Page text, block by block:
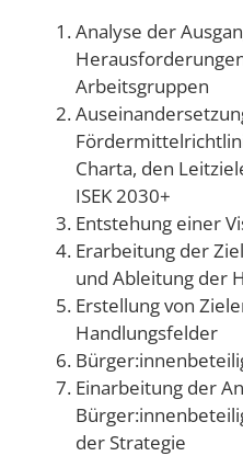
Analyse der
Arbeitsgruppen
Charta, den
ISEK 2030+
Entstehung einer
Erarbeitung der
und Ableitung der
Erstellung von
Handlungsfelder
Einarbeitung der
der Strategie